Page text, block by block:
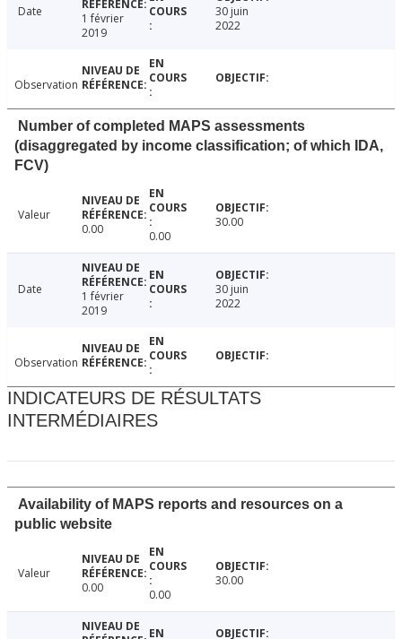
Date
1 février
2019
30 juin
2022
Observation
Number of completed MAPS assessments
(disaggregated by income classification; of which IDA,
FCV)
Valeur
0.00
0.00
30.00
Date
1 février
2019
30 juin
2022
Observation
INDICATEURS DE RÉSULTATS
INTERMÉDIAIRES
Availability of MAPS reports and resources on a
public website
Valeur
0.00
0.00
30.00